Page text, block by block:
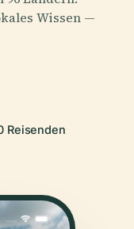
Wissen —
Reisenden